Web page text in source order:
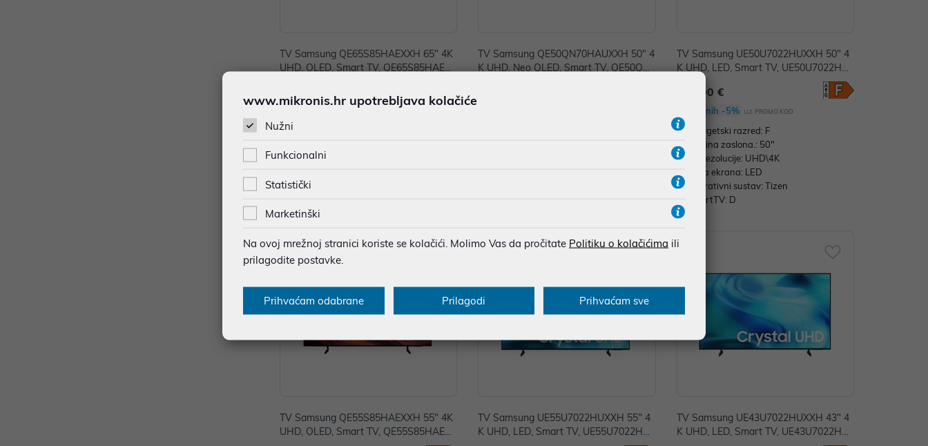
TV Samsung QE65S85HAEXXH 65" 4K
UHD, OLED, Smart TV, QE65S85HAEXX
Energetski razred: F
Tip rezolucije: UHD\4K
Operativni sustav: Tizen
TV Samsung QE50QN70HAUXXH 50" 4
K UHD, Neo QLED, Smart TV, QE50QN7
TV Samsung UE50U7022HUXXH 50" 4
K UHD, LED, Smart TV, UE50U7022HU
370,00 €
Dodatnih -5% uz PROMO KOD
Energetski razred: F
Veličina zaslona.: 50"
Tip rezolucije: UHD\4K
Vrsta ekrana: LED
Operativni sustav: Tizen
SmartTV: D
TV Samsung QE55S85HAEXXH 55" 4K
UHD, OLED, Smart TV, QE55S85HAEXX
TV Samsung UE55U7022HUXXH 55" 4
K UHD, LED, Smart TV, UE55U7022HU
TV Samsung UE43U7022HUXXH 43" 4
K UHD, LED, Smart TV, UE43U7022HU
www.mikronis.hr upotrebljava kolačiće
Nužni
Funkcionalni
Statistički
Marketinški
Na ovoj mrežnoj stranici koriste se kolačići. Molimo Vas da pročitate Politiku o kolačićima ili
prilagodite postavke.
Prihvaćam odabrane Prilagodi Prihvaćam sve